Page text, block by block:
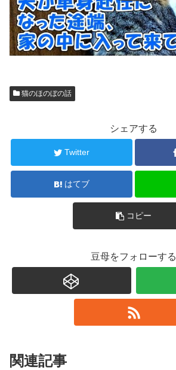
猫のほのぼの話
シェアする
Twitter
はてブ
コピー
豆母をフォローする
関連記事